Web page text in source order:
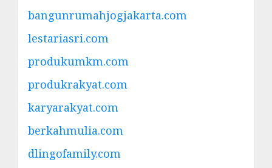
bangunrumahjogjakarta.com
lestariasri.com
produkumkm.com
produkrakyat.com
karyarakyat.com
berkahmulia.com
dlingofamily.com